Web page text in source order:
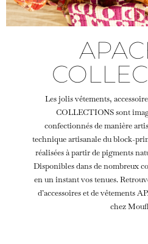
Les jolis vêtements,
COLLECTIONS sont
confectionnés de manière
technique artisanale du block-
réalisées à partir de pigments
Disponibles dans de nombreux
en un instant vos tenues.
d’accessoires et de vêtements
chez